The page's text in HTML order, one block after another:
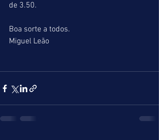
de 3.50.
Boa sorte a todos.
Miguel Leão